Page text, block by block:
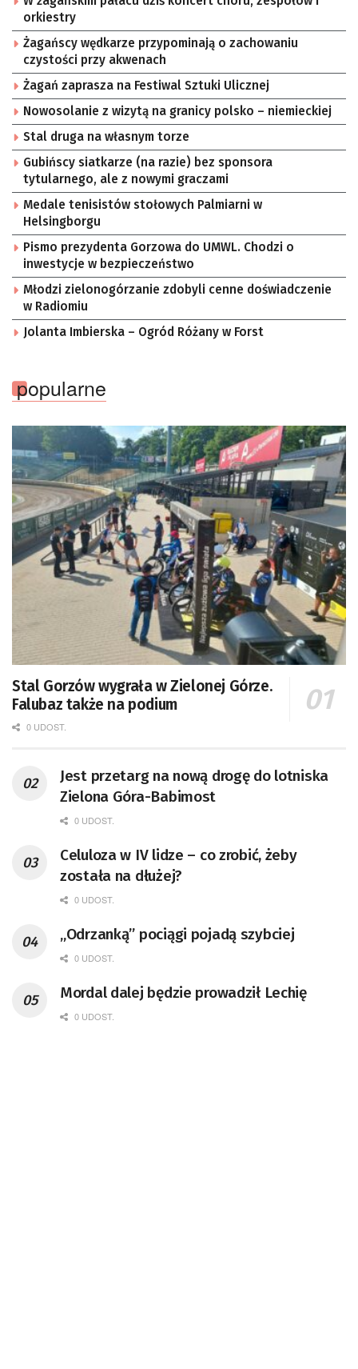
orkiestry
Żagańscy wędkarze przypominają o zachowaniu
czystości przy akwenach
Żagań zaprasza na Festiwal Sztuki Ulicznej
Nowosolanie z wizytą na granicy polsko – niemieckiej
Stal druga na własnym torze
Gubińscy siatkarze (na razie) bez sponsora
tytularnego, ale z nowymi graczami
Medale tenisistów stołowych Palmiarni w
Helsingborgu
Pismo prezydenta Gorzowa do UMWL. Chodzi o
inwestycje w bezpieczeństwo
Młodzi zielonogórzanie zdobyli cenne doświadczenie
w Radiomiu
Jolanta Imbierska – Ogród Różany w Forst
popularne
Stal Gorzów wygrała w Zielonej Górze.
Falubaz także na podium
0 UDOST.
Jest przetarg na nową drogę do lotniska
Zielona Góra-Babimost
0 UDOST.
Celuloza w IV lidze – co zrobić, żeby
została na dłużej?
0 UDOST.
„Odrzanką” pociągi pojadą szybciej
0 UDOST.
Mordal dalej będzie prowadził Lechię
0 UDOST.